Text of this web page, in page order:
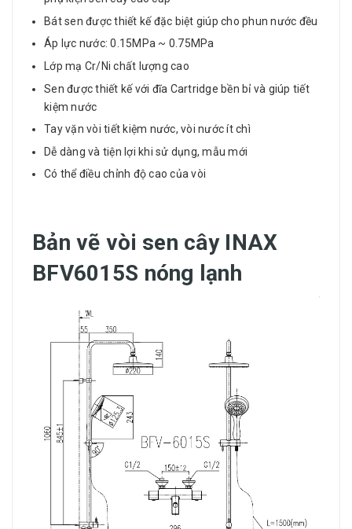
Bát sen được thiết kế đặc biệt giúp cho phun nước đều
Áp lực nước: 0.15MPa ~ 0.75MPa
Lớp mạ Cr/Ni chất lượng cao
Sen được thiết kế với đĩa Cartridge bền bỉ và giúp tiết
kiệm nước
Tay vặn vòi tiết kiệm nước, vòi nước ít chì
Dễ dàng và tiện lợi khi sử dụng, mẫu mới
Có thể điều chỉnh độ cao của vòi
Bản vẽ vòi sen cây INAX
BFV6015S nóng lạnh